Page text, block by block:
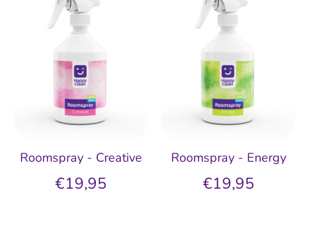
Roomspray - Creative
€19,95
Roomspray - Energy
€19,95